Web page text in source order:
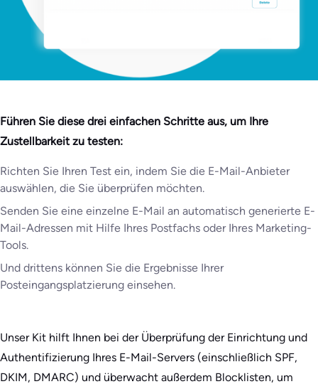
Führen Sie diese drei einfachen Schritte aus, um Ihre
Zustellbarkeit zu testen:
Richten Sie Ihren Test ein, indem Sie die E-Mail-Anbieter
auswählen, die Sie überprüfen möchten.
Senden Sie eine einzelne E-Mail an automatisch generierte E-
Mail-Adressen mit Hilfe Ihres Postfachs oder Ihres Marketing-
Tools.
Und drittens können Sie die Ergebnisse Ihrer
Posteingangsplatzierung einsehen.
Unser Kit hilft Ihnen bei der Überprüfung der Einrichtung und
Authentifizierung Ihres E-Mail-Servers (einschließlich SPF,
DKIM, DMARC) und überwacht außerdem Blocklisten, um